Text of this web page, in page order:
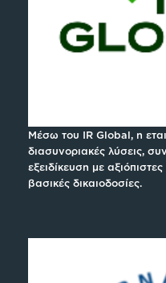
Μέσω του IR Global, η
διασυνοριακές λύσεις,
εξειδίκευση με
βασικές δικαιοδοσίες.